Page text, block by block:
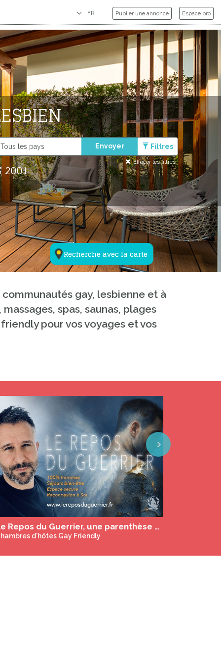
Publier une annonce Espace pro
Recherche avec la carte
Envoyer Filtres
Effacer les filtres
2001
gay, lesbienne et à
spas, saunas, plages
pour vos voyages et vos
Next
Le Repos du Guerrier, une parenthèse de 3 à 7 jours dédiée au bien-être des hommes
d'hôtes Gay Friendly